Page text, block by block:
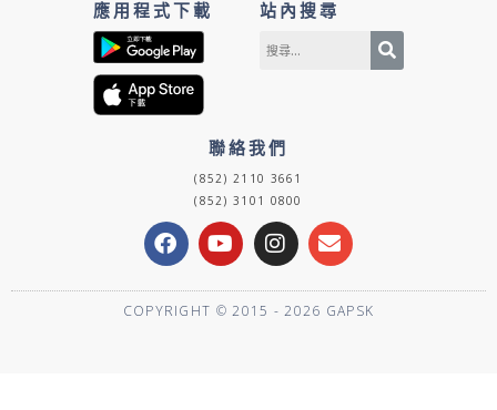
應用程式下載 站內搜尋
聯絡我們
(852) 2110 3661
(852) 3101 0800
F
a
c
e
b
Y
o
u
t
u
I
n
s
t
a
E
n
v
e
l
COPYRIGHT © 2015 - 2026 GAPSK